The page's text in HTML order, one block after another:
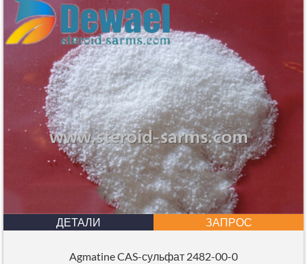
ДЕТАЛИ ЗАПРОС
Agmatine CAS-сульфат 2482-00-0